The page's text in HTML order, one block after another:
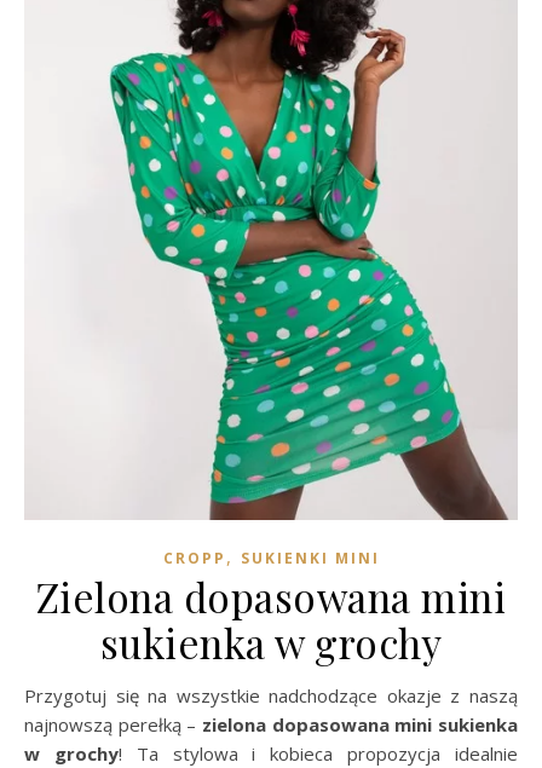
CROPP , SUKIENKI MINI
Zielona dopasowana mini
sukienka w grochy
Przygotuj się na wszystkie nadchodzące okazje z naszą
najnowszą perełką – zielona dopasowana mini sukienka
w grochy! Ta stylowa i kobieca propozycja idealnie